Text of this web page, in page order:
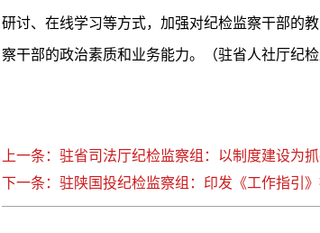
研讨、在线学习等方式，加强对纪检监察干部的
察干部的政治素质和业务能力。（驻省人社厅纪检
上一条：驻省司法厅纪检监察组：以制度建设为
下一条：驻陕国投纪检监察组：印发《工作指引